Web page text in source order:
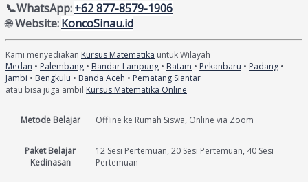
📞WhatsApp:+62 877-8579-1906
🌐Website:KoncoSinau.id
Kami menyediakan Kursus Matematika untuk Wilayah
Medan • Palembang • Bandar Lampung • Batam • Pekanbaru • Padang •
Jambi • Bengkulu • Banda Aceh • Pematang Siantar
atau bisa juga ambil Kursus Matematika Online
Metode Belajar Offline ke Rumah Siswa, Online via Zoom
Paket Belajar
Kedinasan
12 Sesi Pertemuan, 20 Sesi Pertemuan, 40 Sesi
Pertemuan